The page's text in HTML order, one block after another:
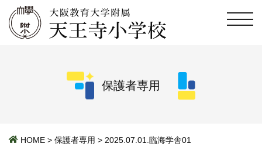
保護者専用
HOME > 保護者専用 > 2025.07.01.臨海学舎01